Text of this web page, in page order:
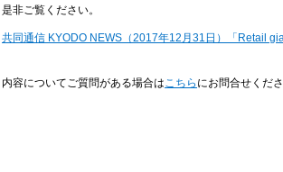
是非ご覧ください。
共同通信 KYODO NEWS（2017年12月31日）「Retail
内容についてご質問がある場合はこちら にお問合せくだ